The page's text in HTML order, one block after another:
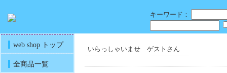
キーワード：
web shop トップ
全商品一覧
いらっしゃいませ ゲストさん